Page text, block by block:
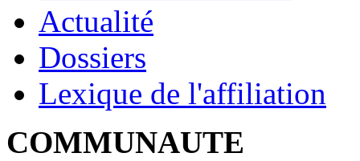
Actualité
Dossiers
Lexique de l'affiliation
COMMUNAUTE